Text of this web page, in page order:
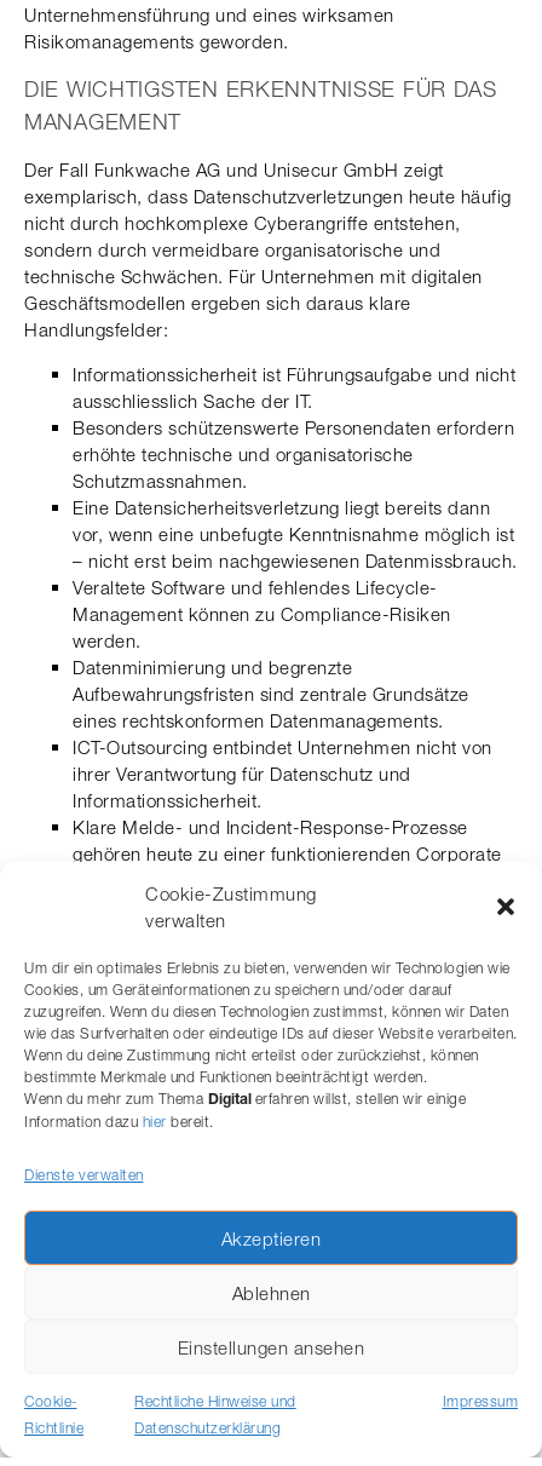
Cookie-Zustimmung
verwalten
Um dir ein optimales Erlebnis zu bieten, verwenden wir Technologien wie
Cookies, um Geräteinformationen zu speichern und/oder darauf
zuzugreifen. Wenn du diesen Technologien zustimmst, können wir Daten
wie das Surfverhalten oder eindeutige IDs auf dieser Website verarbeiten.
Wenn du deine Zustimmung nicht erteilst oder zurückziehst, können
bestimmte Merkmale und Funktionen beeinträchtigt werden.
Wenn du mehr zum Thema Digital erfahren willst, stellen wir einige
Information dazu hier bereit.
Dienste verwalten
Akzeptieren
Ablehnen
Einstellungen ansehen
Cookie-
Richtlinie
Rechtliche Hinweise und
Datenschutzerklärung
Impressum
Unternehmensführung und eines wirksamen
Risikomanagements geworden.
DIE WICHTIGSTEN ERKENNTNISSE FÜR DAS
MANAGEMENT
Der Fall Funkwache AG und Unisecur GmbH zeigt
exemplarisch, dass Datenschutzverletzungen heute häufig
nicht durch hochkomplexe Cyberangriffe entstehen,
sondern durch vermeidbare organisatorische und
technische Schwächen. Für Unternehmen mit digitalen
Geschäftsmodellen ergeben sich daraus klare
Handlungsfelder:
Informationssicherheit ist Führungsaufgabe und nicht
ausschliesslich Sache der IT.
Besonders schützenswerte Personendaten erfordern
erhöhte technische und organisatorische
Schutzmassnahmen.
Eine Datensicherheitsverletzung liegt bereits dann
vor, wenn eine unbefugte Kenntnisnahme möglich ist
– nicht erst beim nachgewiesenen Datenmissbrauch.
Veraltete Software und fehlendes Lifecycle-
Management können zu Compliance-Risiken
werden.
Datenminimierung und begrenzte
Aufbewahrungsfristen sind zentrale Grundsätze
eines rechtskonformen Datenmanagements.
ICT-Outsourcing entbindet Unternehmen nicht von
ihrer Verantwortung für Datenschutz und
Informationssicherheit.
Klare Melde- und Incident-Response-Prozesse
gehören heute zu einer funktionierenden Corporate
Unternehmen, die Datenschutz, Informationssicherheit und
nicht nur gesetzliche Anforderungen. Sie schaffen
Vertrauen bei Kunden, Mitarbeitenden und
Geschäftspartnern – und stärken damit nachhaltig die
Resilienz ihres digitalen Geschäftsmodells.
Kontaktieren Sie uns gerne unverbindlich bei Fragen rund
um Ihr digitales Geschäftsmodell.
Impressum Datenschutzerklärung